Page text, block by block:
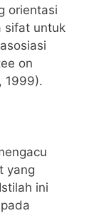
orientasi
sifat untuk
on
1999).
yang
ini